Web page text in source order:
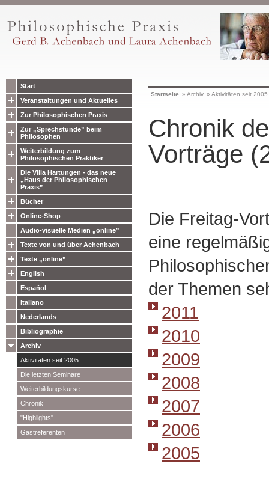
Start
Veranstaltungen und Aktuelles
Zur Philosophischen Praxis
Zur „Sprechstunde” beim
Philosophen
Weiterbildung zum
Philosophischen Praktiker
Die Villa Hartungen - das neue
„Haus der Philosophischen
Praxis”
Bücher
Online-Shop
Audio-visuelle Medien „online”
Texte von und über Achenbach
Texte „online”
English
Español
Italiano
Nederlands
Bibliographie
Archiv
Aktivitäten seit 2005
Die letzten Seminare
Weiterbildungskurse
Chronik
"Highlights"
Gastreferenten
Startseite » Archiv » Aktivitäten seit 2005
Chronik
Vorträge
Die Freitag-
eine
der Themen
2011
2010
2009
2008
2007
2006
2005